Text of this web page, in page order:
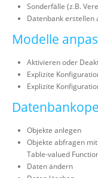
Sonderfälle (z.B.
Datenbank erstellen
Modelle
Aktivieren oder
Explizite
Explizite
Objekte anlegen
Objekte abfragen mit
Table-valued
Daten ändern